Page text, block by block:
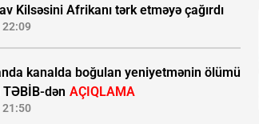
Kilsəsini Afrikanı tərk etməyə çağırdı
22:09
kanalda boğulan yeniyetmənin ölümü
TƏBİB-dən AÇIQLAMA
21:50